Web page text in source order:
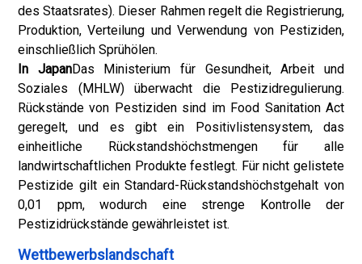
des Staatsrates). Dieser Rahmen regelt die Registrierung,
Produktion, Verteilung und Verwendung von Pestiziden,
einschließlich Sprühölen.
In JapanDas Ministerium für Gesundheit, Arbeit und
Soziales (MHLW) überwacht die Pestizidregulierung.
Rückstände von Pestiziden sind im Food Sanitation Act
geregelt, und es gibt ein Positivlistensystem, das
einheitliche Rückstandshöchstmengen für alle
landwirtschaftlichen Produkte festlegt. Für nicht gelistete
Pestizide gilt ein Standard-Rückstandshöchstgehalt von
0,01 ppm, wodurch eine strenge Kontrolle der
Pestizidrückstände gewährleistet ist.
Wettbewerbslandschaft